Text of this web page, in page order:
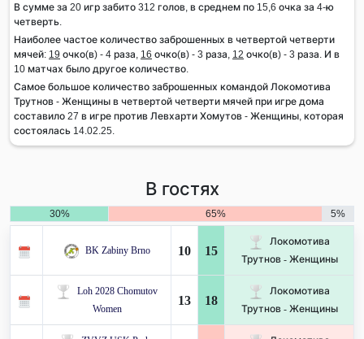
В сумме за 20 игр забито 312 голов, в среднем по 15,6 очка за 4-ю
четверть.
Наиболее частое количество заброшенных в четвертой четверти
мячей: 19 очко(в) - 4 раза, 16 очко(в) - 3 раза, 12 очко(в) - 3 раза. И в
10 матчах было другое количество.
Самое большое количество заброшенных командой Локомотива
Трутнов - Женщины в четвертой четверти мячей при игре дома
составило 27 в игре против Левхарти Хомутов - Женщины, которая
состоялась 14.02.25.
В гостях
30% 65% 5%
BK Zabiny Brno 10 15
Локомотива
Трутнов - Женщины
Loh 2028 Chomutov
Women
13 18
Локомотива
Трутнов - Женщины